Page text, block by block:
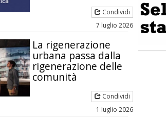
Condividi
7 luglio 2026
La rigenerazione
urbana passa dalla
rigenerazione delle
comunità
Condividi
1 luglio 2026